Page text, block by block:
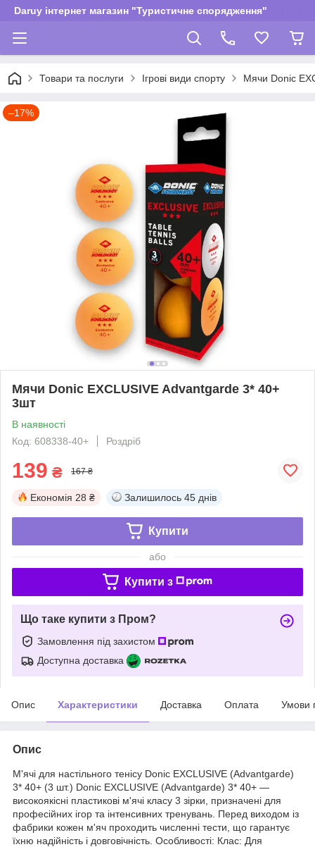
Daruy інтернет магазин "Туристичне спорядження"
Товари та послуги Ігрові види спорту Мячи Donic
–17%
Мячи Donic EXCLUSIVE Advantgarde 3* 40+
3шт
В наявності
Код: 608338-40+
Роздріб
139 ₴ 167 ₴
Економія 28 ₴ Залишилось 45 днів
Купити
або
Купити з
Що таке купити з Пром?
Замовлення під захистом
Доступна доставка
Опис Характеристики Доставка Оплата Умови
Опис
М'ячі для настільного тенісу Donic EXCLUSIVE (Advantgarde)
3* 40+ (3 шт.) Donic EXCLUSIVE (Advantgarde) 3* 40+ —
високоякісні пластикові м'ячі класу 3 зірки, призначені для
професійних ігор та інтенсивних тренувань. Перед виходом із
фабрики кожен м'яч проходить численні тести, що гарантує
їхню надійність і довговічність. Особливості: Клас: Для